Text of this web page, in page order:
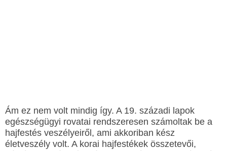
Ám ez nem volt mindig így. A 19. századi lapok
egészségügyi rovatai rendszeresen számoltak be a
hajfestés veszélyeiről, ami akkoriban kész
életveszély volt. A korai hajfestékek összetevői,